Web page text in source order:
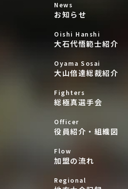
News
お知らせ
Oishi Hanshi
大石代悟範士紹介
Oyama Sosai
大山倍達総裁紹介
Fighters
総極真選手会
Officer
役員紹介・組織図
Flow
加盟の流れ
Regional